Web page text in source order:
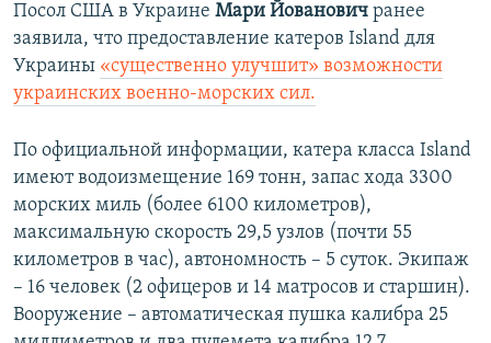
Посол США в Украине Мари Йованович ранее
заявила, что предоставление катеров Island для
Украины «существенно улучшит» возможности
украинских военно-морских сил.
По официальной информации, катера класса Island
имеют водоизмещение 169 тонн, запас хода 3300
морских миль (более 6100 километров),
максимальную скорость 29,5 узлов (почти 55
километров в час), автономность – 5 суток. Экипаж
– 16 человек (2 офицеров и 14 матросов и старшин).
Вооружение – автоматическая пушка калибра 25